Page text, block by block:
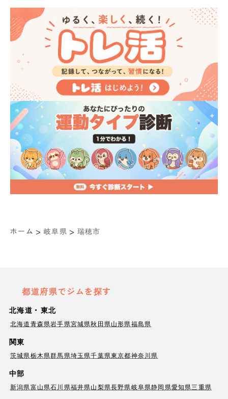
ホーム > 岐阜県 > 瑞穂市
都道府県でジムを探す
北海道・東北
北海道青森県岩手県宮城県秋田県山形県福島県
関東
茨城県栃木県群馬県埼玉県千葉県東京都神奈川県
中部
新潟県富山県石川県福井県山梨県長野県岐阜県静岡県愛知県三重県